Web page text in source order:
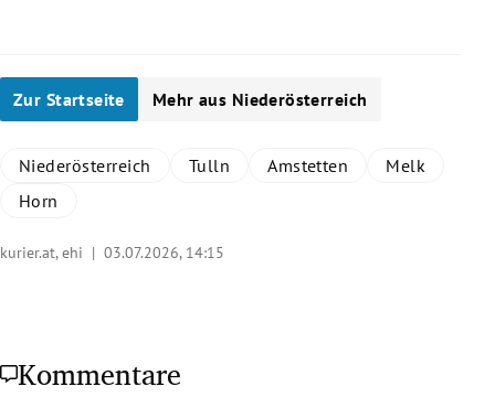
Zur Startseite Mehr aus Niederösterreich
Niederösterreich Tulln Amstetten
Melk
Horn
kurier.at, ehi | 03.07.2026, 14:15
Kommentare